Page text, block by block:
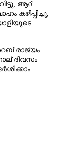
ആറ്
കഴിപ്പിച്ചു,
രാജ്യം:
ദിവസം